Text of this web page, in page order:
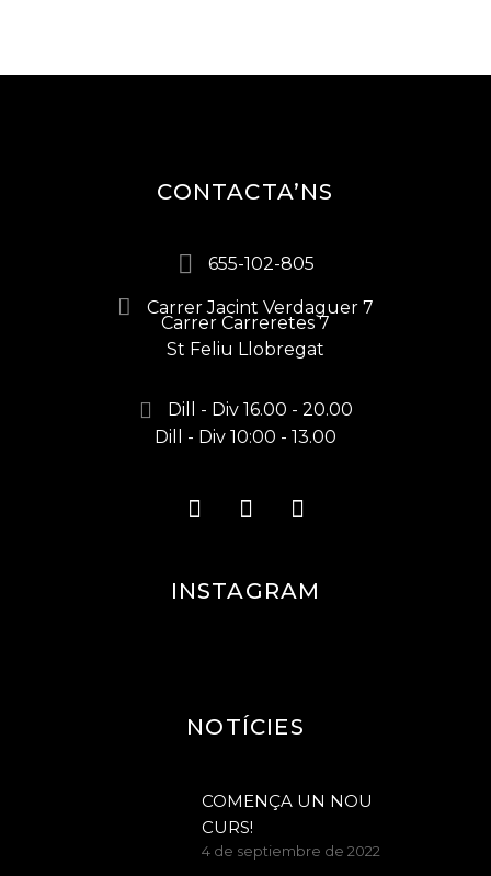
CONTACTA’NS
655-102-805
Carrer Jacint Verdaguer 7
Carrer Carreretes 7
St Feliu Llobregat
Dill - Div 16.00 - 20.00
Dill - Div 10:00 - 13.00
INSTAGRAM
NOTÍCIES
COMENÇA UN NOU
CURS!
4 de septiembre de 2022